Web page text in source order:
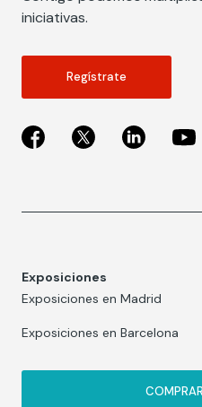
iniciativas.
Regístrate
Exposiciones
Exposiciones en Madrid
Exposiciones en Barcelona